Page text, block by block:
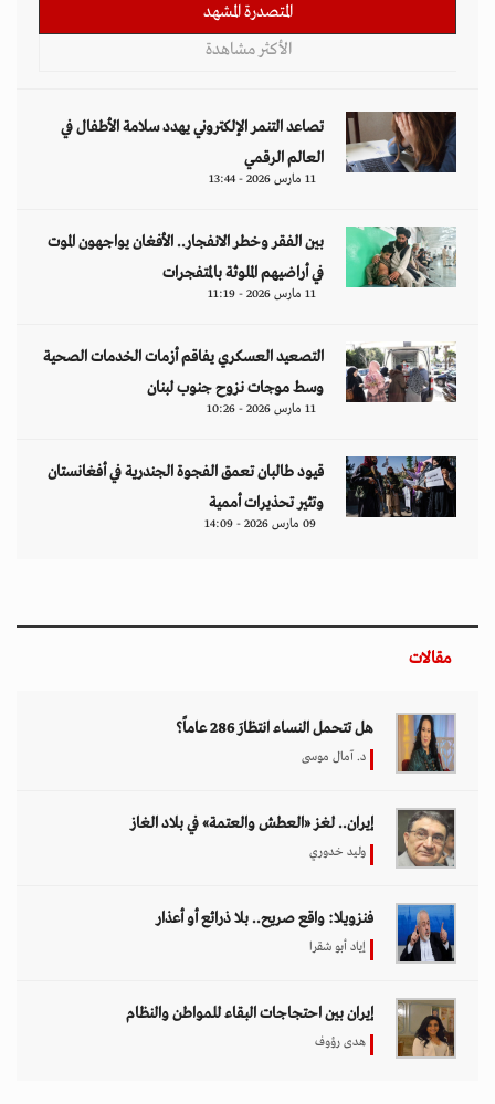
المتصدرة المشهد
الأكثر مشاهدة
تصاعد التنمر الإلكتروني يهدد سلامة الأطفال في
العالم الرقمي
11 مارس 2026 - 13:44
بين الفقر وخطر الانفجار.. الأفغان يواجهون الموت
في أراضيهم الملوثة بالمتفجرات
11 مارس 2026 - 11:19
التصعيد العسكري يفاقم أزمات الخدمات الصحية
وسط موجات نزوح جنوب لبنان
11 مارس 2026 - 10:26
قيود طالبان تعمق الفجوة الجندرية في أفغانستان
وتثير تحذيرات أممية
09 مارس 2026 - 14:09
مقالات
هل تتحمل النساء انتظارَ 286 عاماً؟
د. آمال موسى
إيران.. لغز «العطش والعتمة» في بلاد الغاز
وليد خدوري
فنزويلا: واقع صريح.. بلا ذرائع أو أعذار
إياد أبو شقرا
إيران بين احتجاجات البقاء للمواطن والنظام
هدى رؤوف